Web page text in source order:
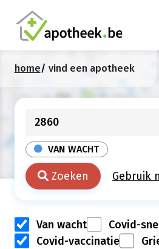
home vind een apotheek
VAN WACHT
Zoeken Gebruik
Van wacht
Covid-
Covid-vaccinatie